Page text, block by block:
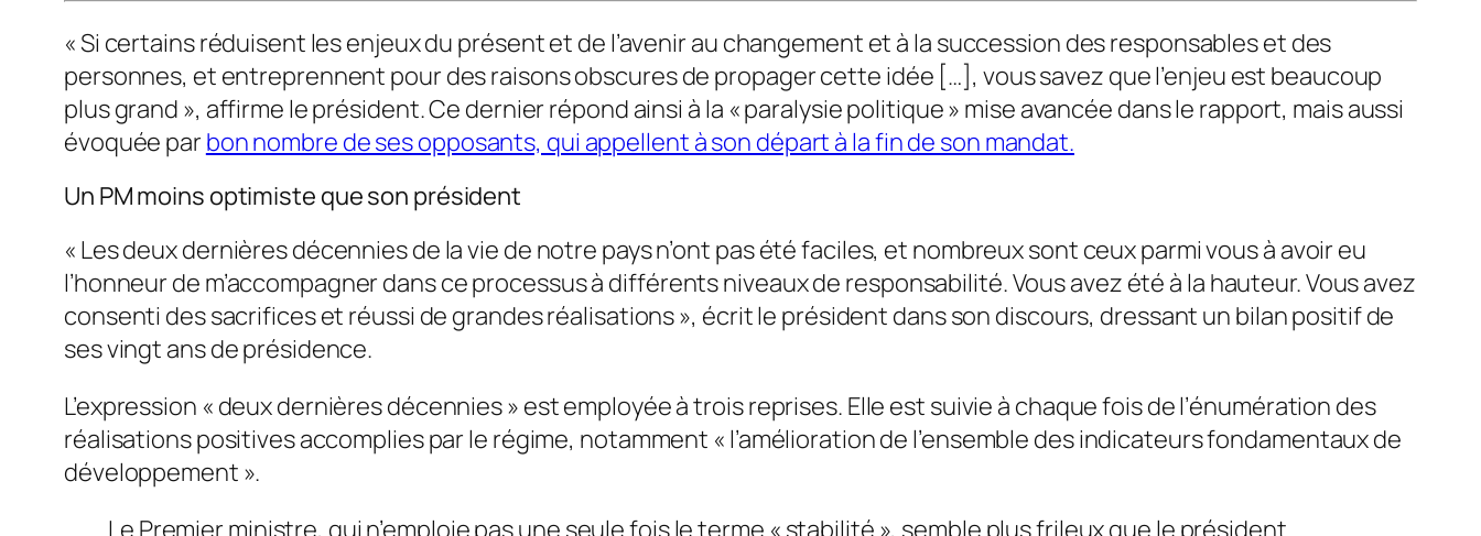
« Si certains réduisent les enjeux du présent et de l’avenir au changement et à la succession des responsables et des
personnes, et entreprennent pour des raisons obscures de propager cette idée […], vous savez que l’enjeu est beaucoup
plus grand », affirme le président. Ce dernier répond ainsi à la « paralysie politique » mise avancée dans le rapport, mais aussi
évoquée par bon nombre de ses opposants, qui appellent à son départ à la fin de son mandat.
Un PM moins optimiste que son président
« Les deux dernières décennies de la vie de notre pays n’ont pas été faciles, et nombreux sont ceux parmi vous à avoir eu
l’honneur de m’accompagner dans ce processus à différents niveaux de responsabilité. Vous avez été à la hauteur. Vous avez
consenti des sacrifices et réussi de grandes réalisations », écrit le président dans son discours, dressant un bilan positif de
ses vingt ans de présidence.
L’expression « deux dernières décennies » est employée à trois reprises. Elle est suivie à chaque fois de l’énumération des
réalisations positives accomplies par le régime, notamment « l’amélioration de l’ensemble des indicateurs fondamentaux de
développement ».